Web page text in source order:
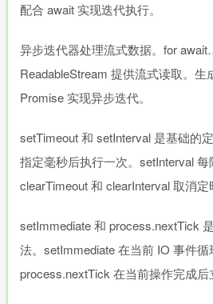
配合 await 实现迭代执行。
异步迭代器处理流式数据。for
ReadableStream 提供流式读取。生
Promise 实现异步迭代。
setTimeout 和 setInterval 是基础的
指定毫秒后执行一次。setInterval 每
clearTimeout 和 clearInterval 取消定
setImmediate 和 process.nextTick
法。setImmediate 在当前 IO 事件循
process.nextTick 在当前操作完成后